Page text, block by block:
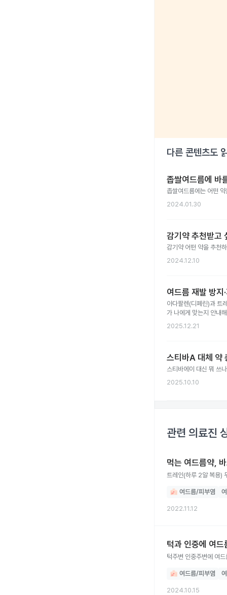
다른 콘텐츠도
좁쌀여드름에 바
좁쌀여드름에는 어떤
2024.01.30
감기약 추천받고
감기약 어떤 약을 추천
2024.12.10
여드름 재발 방
아다팔렌(디페린)과 트
가 나에게 맞는지 안내
2025.12.21
스티바A 대체 약
스티바에이 대신 뭐 쓰
2025.10.10
관련 의료진
먹는 여드름약,
트레인(하루 2알 복용)
여드름/피부염
2022.11.12
턱과 인중에 여
턱주변 인중주변에 여
여드름/피부염
2024.10.15